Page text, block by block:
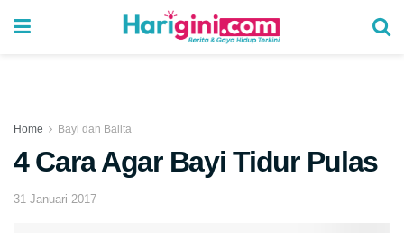
Home Bayi dan Balita
4 Cara Agar Bayi Tidur Pulas
31 Januari 2017